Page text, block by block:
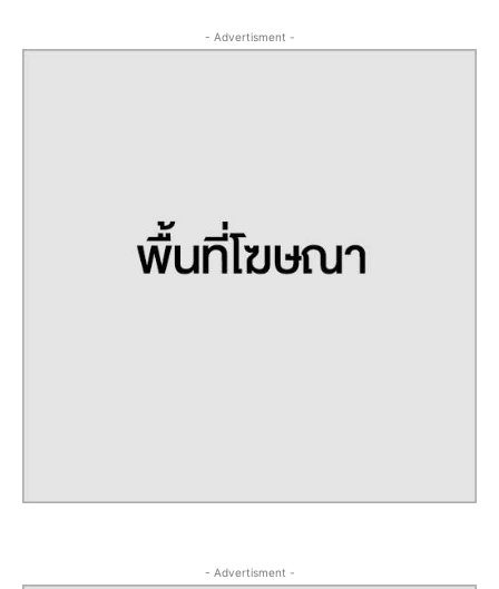
- Advertisment -
- Advertisment -